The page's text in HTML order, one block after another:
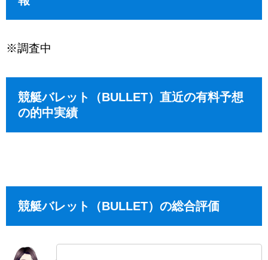
※調査中
競艇バレット（BULLET）直近の有料予想
の的中実績
競艇バレット（BULLET）の総合評価